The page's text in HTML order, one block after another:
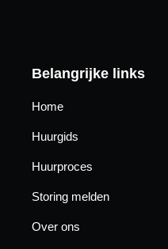
Belangrijke links
Home
Huurgids
Huurproces
Storing melden
Over ons